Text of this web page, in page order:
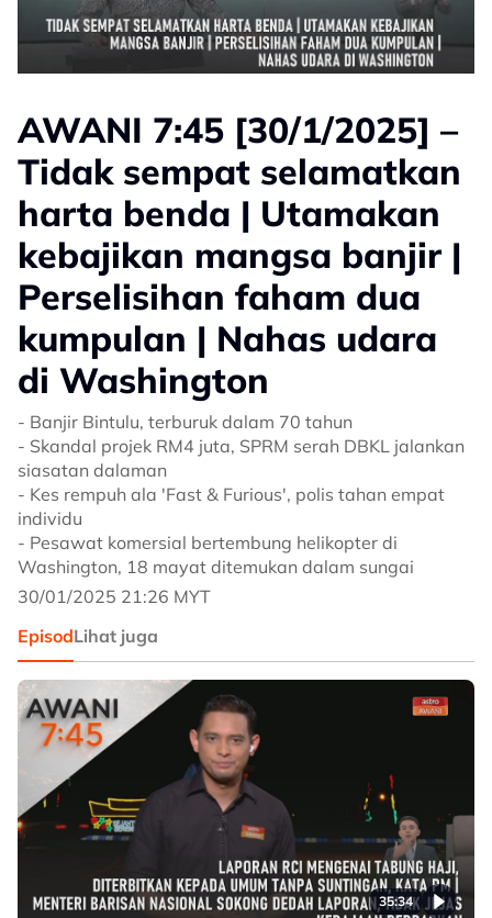
AWANI 7:45 [30/1/2025] –
Tidak sempat selamatkan
harta benda | Utamakan
kebajikan mangsa banjir |
Perselisihan faham dua
kumpulan | Nahas udara
di Washington
- Banjir Bintulu, terburuk dalam 70 tahun
- Skandal projek RM4 juta, SPRM serah DBKL jalankan
siasatan dalaman
- Kes rempuh ala 'Fast & Furious', polis tahan empat
individu
- Pesawat komersial bertembung helikopter di
Washington, 18 mayat ditemukan dalam sungai
30/01/2025 21:26 MYT
EpisodLihat juga
35:34